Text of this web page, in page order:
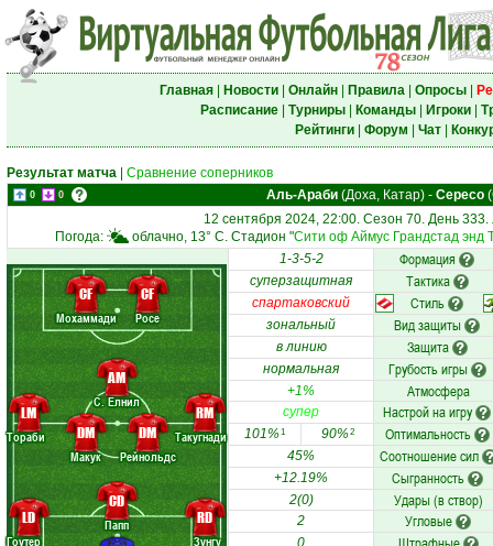
Главная| Новости| Онлайн| Правила| Опросы|
Расписание| Турниры| Команды| Игроки|
Рейтинги| Форум Чат|
Результат матча Сравнение соперников
0 0 Аль-Араби(Доха, Катар)- Сересо
12 сентября 2024, 22:00. Сезон 70. День 333.
Погода:
облачно, 13° C. Стадион "Сити оф Аймус Грандстад энд
Гоутер
Папп
Зунгу
Тораби
Макук
Рейнольдс
С. Елнил
Такугнади
Мохаммади Росе
LD
CD
RD
LM
DM
DM
AM
RM
CF CF
1-3-5-2 Формация
суперзащитная Тактика
спартаковский Стиль
зональный Вид защиты
в линию Защита
нормальная Грубость игры
+1% Атмосфера
супер Настрой на игру
101%1 90%2 Оптимальность
45% Соотношение сил
+12.19% Сыгранность
2(0) Удары (в створ)
2 Угловые
0